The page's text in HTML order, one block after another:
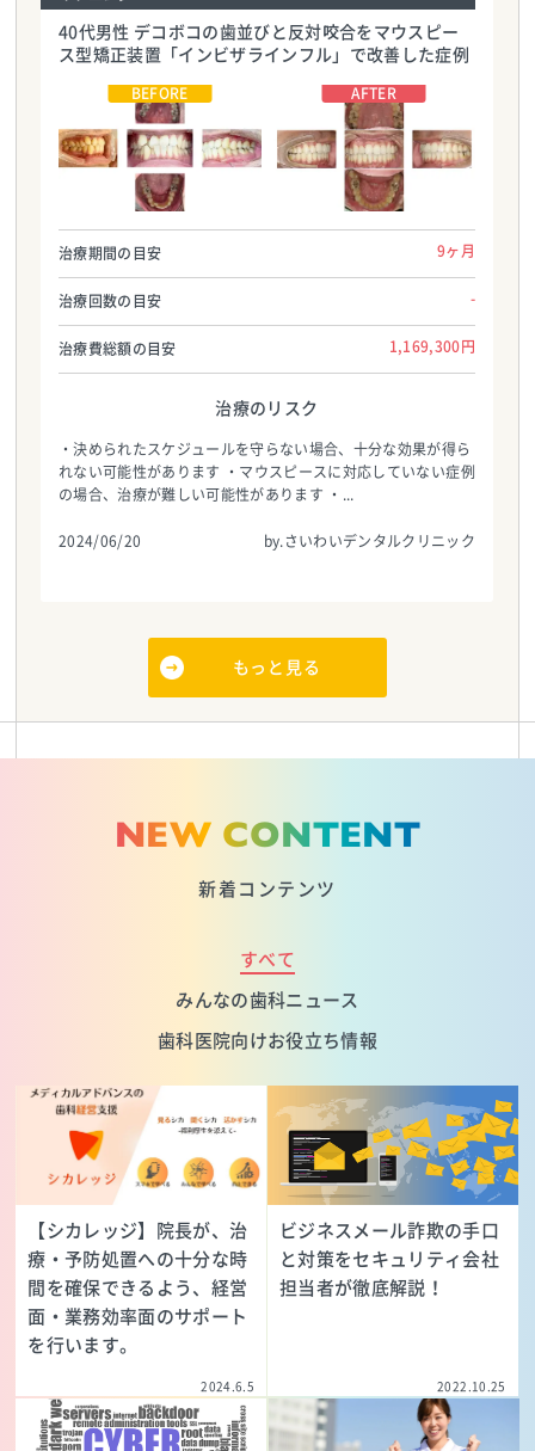
40代男性 デコボコの歯並びと反対咬合をマウスピー
ス型矯正装置「インビザラインフル」で改善した症例
さいわいデンタルクリニック
TEL:0113756195
さいわいデンタルクリニック
TEL:0113756195
治療期間の目安 9ヶ月
治療回数の目安 -
治療費総額の目安 1,169,300円
治療のリスク
・決められたスケジュールを守らない場合、十分な効果が得ら
れない可能性があります ・マウスピースに対応していない症例
の場合、治療が難しい可能性があります ・...
2024/06/20 by.さいわいデンタルクリニック
もっと見る
NEW CONTENT
新着コンテンツ
すべて
みんなの歯科ニュース
歯科医院向けお役立ち情報
【シカレッジ】院長が、治
療・予防処置への十分な時
間を確保できるよう、経営
面・業務効率面のサポート
を行います。
2024.6.5
ビジネスメール詐欺の手口
と対策をセキュリティ会社
担当者が徹底解説！
2022.10.25